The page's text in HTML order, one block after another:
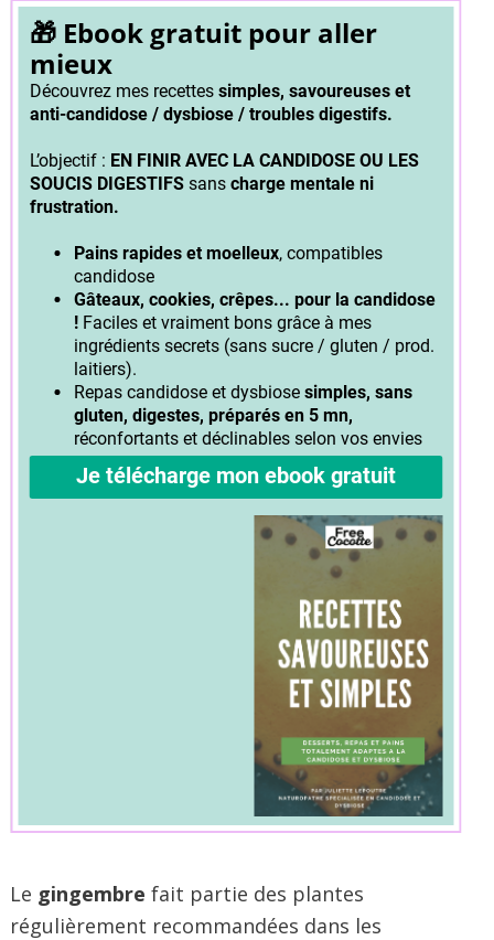
Le gingembre fait partie des plantes
régulièrement recommandées dans les